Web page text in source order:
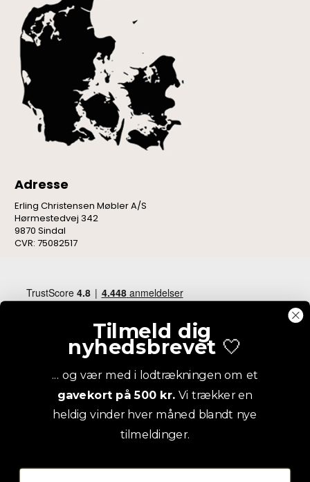
Adresse
Erling Christensen Møbler A/S
Hørmestedvej 342
9870 Sindal
CVR: 75082517
Tilmeld dig
nyhedsbrevet 🤍
... og vær med i lodtrækningen om et
gavekort på 500 kr. Vi trækker en
heldig vinder hver måned blandt nye
tilmeldinger.
Email